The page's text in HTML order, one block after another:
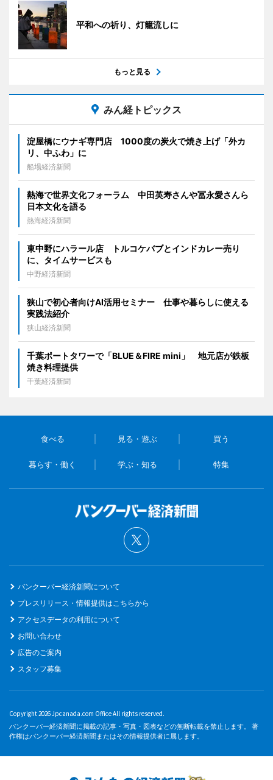
平和への祈り、灯籠流しに
もっと見る
みん経トピックス
淀屋橋にウナギ専門店 1000度の炭火で焼き上げ「外カ
リ、中ふわ」に
船場経済新聞
熱海で世界文化フォーラム 中田英寿さんや冨永愛さんら
日本文化を語る
熱海経済新聞
東中野にハラール店 トルコケバブとインドカレー売り
に、タイムサービスも
中野経済新聞
狭山で初心者向けAI活用セミナー 仕事や暮らしに使える
実践法紹介
狭山経済新聞
千葉ポートタワーで「BLUE＆FIRE mini」 地元店が鉄板
焼き料理提供
千葉経済新聞
食べる 見る・遊ぶ 買う
暮らす・働く 学ぶ・知る 特集
バンクーバー経済新聞について
プレスリリース・情報提供はこちらから
アクセスデータの利用について
お問い合わせ
広告のご案内
スタッフ募集
Copyright 2026 Jpcanada.com Office All rights reserved.
バンクーバー経済新聞に掲載の記事・写真・図表などの無断転載を禁止します。 著
作権はバンクーバー経済新聞またはその情報提供者に属します。